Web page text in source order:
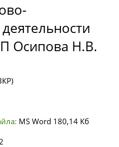
Осипова Н.В.
MS Word 180,14 Кб